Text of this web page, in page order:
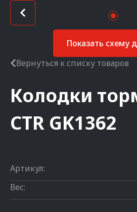
Показать схему
Вернуться к списку товаров
Колодки
CTR GK1362
Артикул:
Вес: